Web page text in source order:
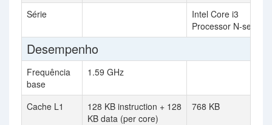
Série
Intel Core i3
Processor N-series
Desempenho
Frequência
base
1.59 GHz
Cache L1
128 KB instruction + 128
KB data (per core)
768 KB